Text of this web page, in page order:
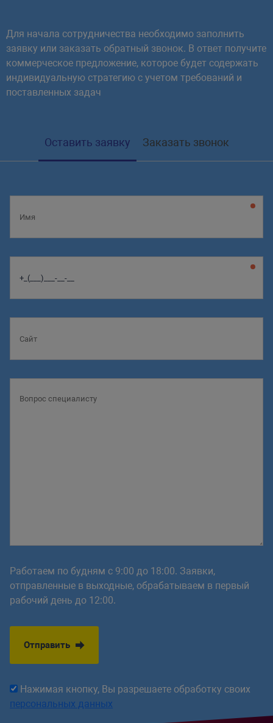
Для начала сотрудничества необходимо заполнить
заявку или заказать обратный звонок. В ответ получите
коммерческое предложение, которое будет содержать
индивидуальную стратегию с учетом требований и
поставленных задач
Оставить заявку Заказать звонок
Работаем по будням с 9:00 до 18:00. Заявки,
отправленные в выходные, обрабатываем в первый
рабочий день до 12:00.
Отправить
Нажимая кнопку, Вы разрешаете обработку своих
персональных данных